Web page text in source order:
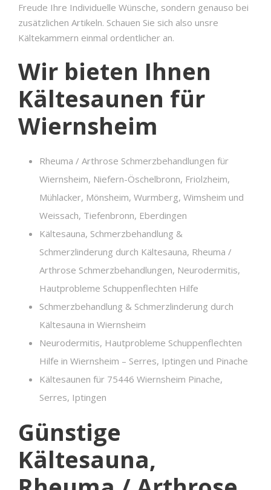
Freude Ihre Individuelle Wünsche, sondern genauso bei
zusätzlichen Artikeln. Schauen Sie sich also unsre
Kältekammern einmal ordentlicher an.
Wir bieten Ihnen
Kältesaunen für
Wiernsheim
Rheuma / Arthrose Schmerzbehandlungen für
Wiernsheim, Niefern-Öschelbronn, Friolzheim,
Mühlacker, Mönsheim, Wurmberg, Wimsheim und
Weissach, Tiefenbronn, Eberdingen
Kältesauna, Schmerzbehandlung &
Schmerzlinderung durch Kältesauna, Rheuma /
Arthrose Schmerzbehandlungen, Neurodermitis,
Hautprobleme Schuppenflechten Hilfe
Schmerzbehandlung & Schmerzlinderung durch
Kältesauna in Wiernsheim
Neurodermitis, Hautprobleme Schuppenflechten
Hilfe in Wiernsheim – Serres, Iptingen und Pinache
Kältesaunen für 75446 Wiernsheim Pinache,
Serres, Iptingen
Günstige
Kältesauna,